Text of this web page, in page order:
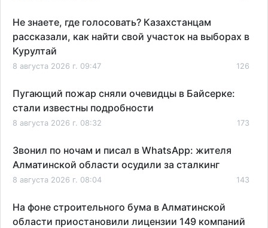
Не знаете, где голосовать? Казахстанцам
рассказали, как найти свой участок на выборах в
Курултай
8 августа 2026 г. 09:47 126
Пугающий пожар сняли очевидцы в Байсерке:
стали известны подробности
8 августа 2026 г. 08:32 173
Звонил по ночам и писал в WhatsApp: жителя
Алматинской области осудили за сталкинг
8 августа 2026 г. 08:04 143
На фоне строительного бума в Алматинской
области приостановили лицензии 149 компаний